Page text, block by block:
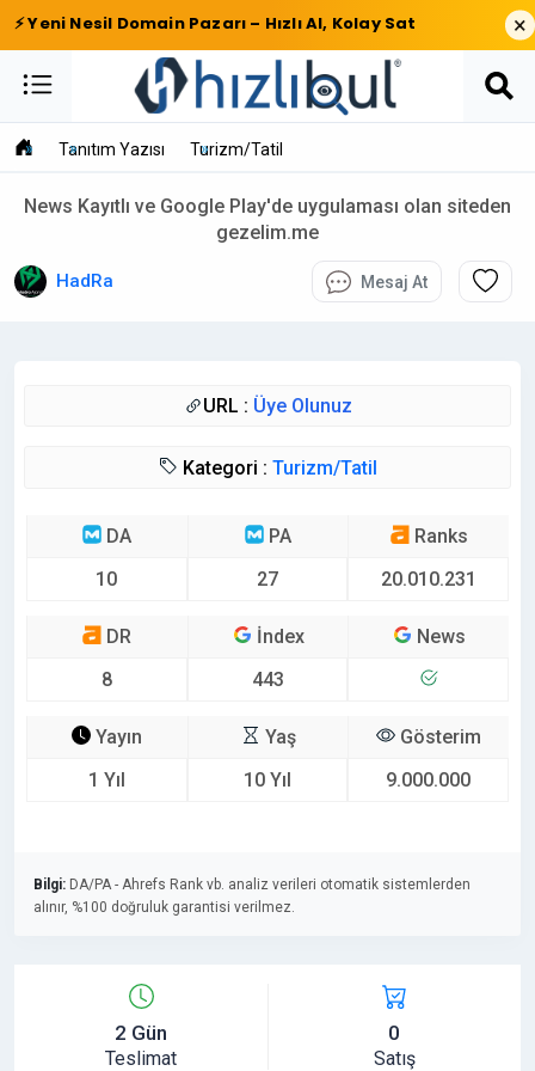
⚡ Yeni Nesil Domain Pazarı – Hızlı Al, Kolay Sat ×
Tanıtım Yazısı Turizm/Tatil
News Kayıtlı ve Google Play'de uygulaması olan siteden
gezelim.me
HadRa Mesaj At
URL : Üye Olunuz
Kategori : Turizm/Tatil
DA
10
PA
27
Ranks
20.010.231
DR
8
İndex
443
News
Yayın
1 Yıl
Yaş
10 Yıl
Gösterim
9.000.000
Bilgi: DA/PA - Ahrefs Rank vb. analiz verileri otomatik sistemlerden
alınır, %100 doğruluk garantisi verilmez.
2 Gün
Teslimat
0
Satış